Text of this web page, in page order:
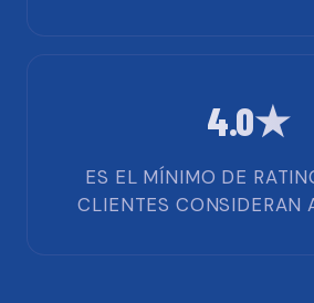
4.0★
ES EL MÍNIMO DE
CLIENTES CONSIDERAN